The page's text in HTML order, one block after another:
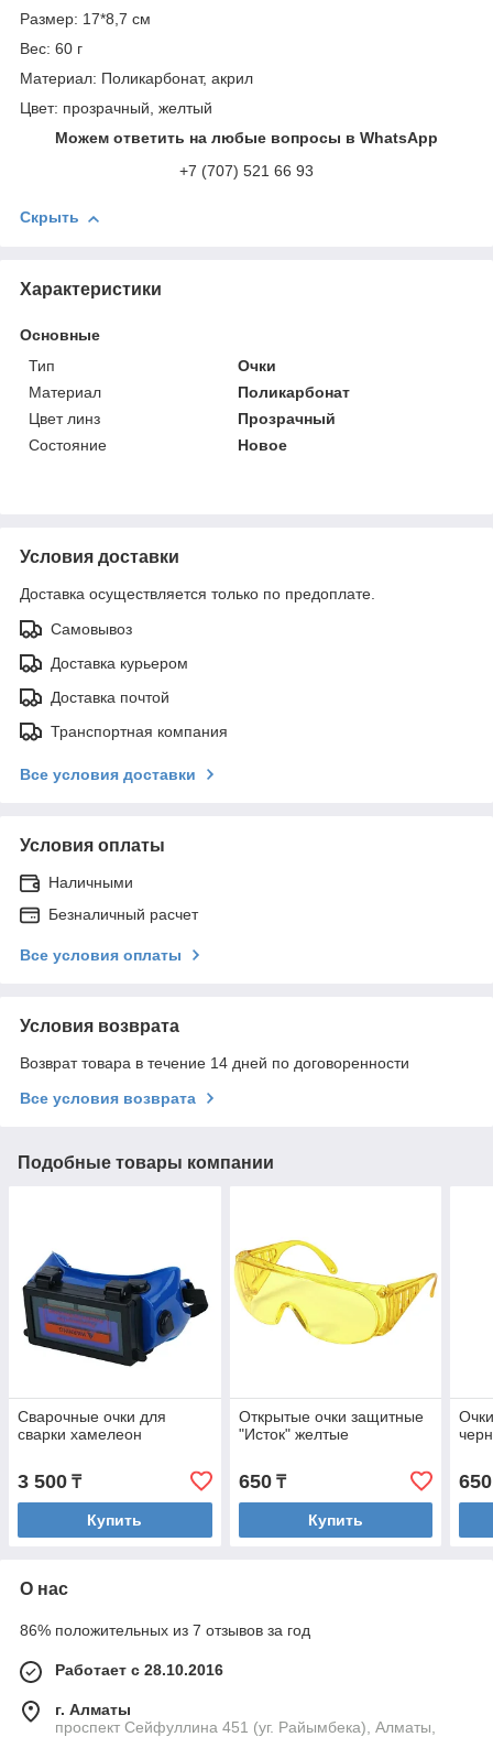
Размер: 17*8,7 см
Вес: 60 г
Материал: Поликарбонат, акрил
Цвет: прозрачный, желтый
Можем ответить на любые вопросы в WhatsApp
+7 (707) 521 66 93
Скрыть
Характеристики
Основные
Тип
Очки
Материал
Поликарбонат
Цвет линз
Прозрачный
Состояние
Новое
Условия доставки
Доставка осуществляется только по предоплате.
Самовывоз
Доставка курьером
Доставка почтой
Транспортная компания
Все условия доставки
Условия оплаты
Наличными
Безналичный расчет
Все условия оплаты
Условия возврата
Возврат товара в течение 14 дней по договоренности
Все условия возврата
Подобные товары компании
Сварочные очки для
сварки хамелеон
3 500 ₸
Купить
Открытые очки защитные
"Исток" желтые
650₸
Купить
650
О нас
86% положительных из 7 отзывов за год
Работает с 28.10.2016
г. Алматы
проспект Сейфуллина 451 (уг. Райымбека), Алматы,